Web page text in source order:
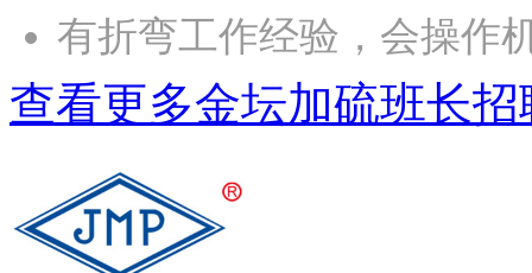
有折弯工作经验，会操
查看更多金坛加硫班长招